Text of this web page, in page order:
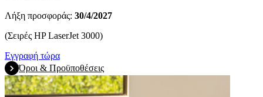
Λήξη προσφοράς: 30/4/2027
(Σειρές HP LaserJet 3000)
Εγγραφή τώρα
Όροι & Προϋποθέσεις